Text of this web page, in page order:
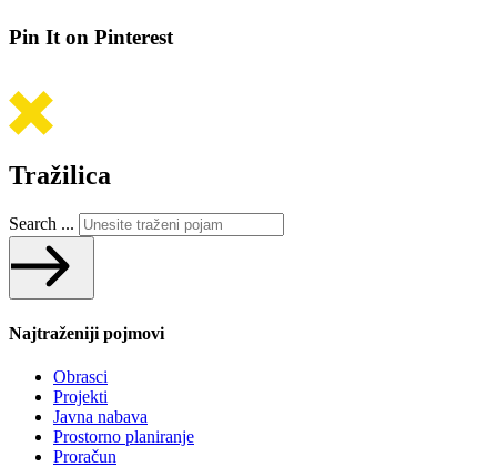
Pin It on Pinterest
Tražilica
Search ...
Najtraženiji pojmovi
Obrasci
Projekti
Javna nabava
Prostorno planiranje
Proračun